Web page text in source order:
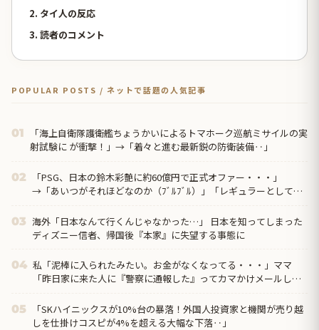
2. タイ人の反応
3. 読者のコメント
POPULAR POSTS / ネットで話題の人気記事
01
「海上自衛隊護衛艦ちょうかいによるトマホーク巡航ミサイルの実
射試験に が衝撃！」→「着々と進む最新鋭の防衛装備‥」
02
「PSG、日本の鈴木彩艶に約60億円で正式オファー・・・」
→「あいつがそれほどなのか（ﾌﾞﾙﾌﾞﾙ）」「レギュラーとして出
03 海外「日本なんて行くんじゃなかった…」 日本を知ってしまった
ディズニー信者、帰国後『本家』に失望する事態に
04 私「泥棒に入られたみたい。お金がなくなってる・・・」ママ
「昨日家に来た人に『警察に通報した』ってカマかけメールして
05
「SKハイニックスが10%台の暴落！外国人投資家と機関が売り越
しを仕掛けコスピが4%を超える大幅な下落‥」